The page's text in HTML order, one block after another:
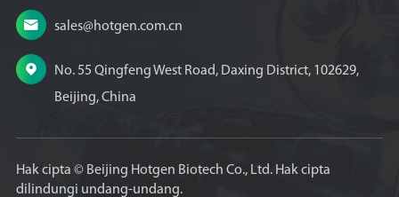
 sales@hotgen.com.cn

No. 55 Qingfeng West Road, Daxing District, 102629,
Beijing, China
Hak cipta © Beijing Hotgen Biotech Co., Ltd. Hak cipta
dilindungi undang-undang.